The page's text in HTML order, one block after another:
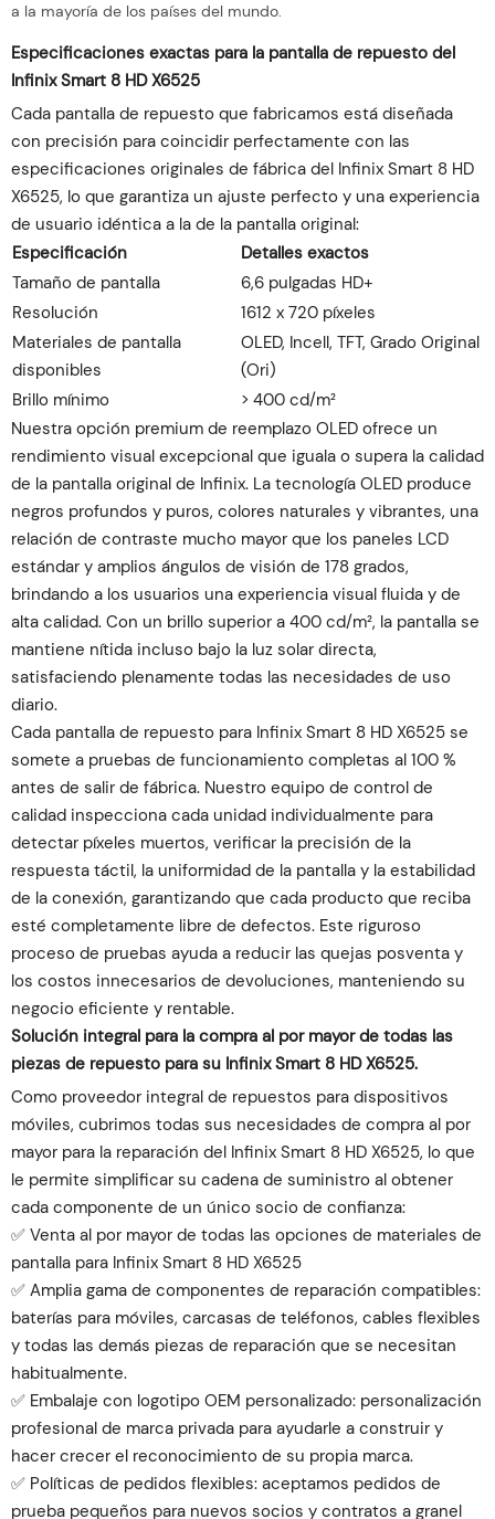
a la mayoría de los países del mundo.
Especificaciones exactas para la pantalla de repuesto del
Infinix Smart 8 HD X6525
Cada pantalla de repuesto que fabricamos está diseñada
con precisión para coincidir perfectamente con las
especificaciones originales de fábrica del Infinix Smart 8 HD
X6525, lo que garantiza un ajuste perfecto y una experiencia
de usuario idéntica a la de la pantalla original:
Especificación
Detalles exactos
Tamaño de pantalla
6,6 pulgadas HD+
Resolución
1612 x 720 píxeles
Materiales de pantalla
disponibles
OLED, Incell, TFT, Grado Original
(Ori)
Brillo mínimo
> 400 cd/m²
Nuestra opción premium de reemplazo OLED ofrece un
rendimiento visual excepcional que iguala o supera la calidad
de la pantalla original de Infinix. La tecnología OLED produce
negros profundos y puros, colores naturales y vibrantes, una
relación de contraste mucho mayor que los paneles LCD
estándar y amplios ángulos de visión de 178 grados,
brindando a los usuarios una experiencia visual fluida y de
alta calidad. Con un brillo superior a 400 cd/m², la pantalla se
mantiene nítida incluso bajo la luz solar directa,
satisfaciendo plenamente todas las necesidades de uso
diario.
Cada pantalla de repuesto para Infinix Smart 8 HD X6525 se
somete a pruebas de funcionamiento completas al 100 %
antes de salir de fábrica. Nuestro equipo de control de
calidad inspecciona cada unidad individualmente para
detectar píxeles muertos, verificar la precisión de la
respuesta táctil, la uniformidad de la pantalla y la estabilidad
de la conexión, garantizando que cada producto que reciba
esté completamente libre de defectos. Este riguroso
proceso de pruebas ayuda a reducir las quejas posventa y
los costos innecesarios de devoluciones, manteniendo su
negocio eficiente y rentable.
Solución integral para la compra al por mayor de todas las
piezas de repuesto para su Infinix Smart 8 HD X6525.
Como proveedor integral de repuestos para dispositivos
móviles, cubrimos todas sus necesidades de compra al por
mayor para la reparación del Infinix Smart 8 HD X6525, lo que
le permite simplificar su cadena de suministro al obtener
cada componente de un único socio de confianza:
✅ Venta al por mayor de todas las opciones de materiales de
pantalla para Infinix Smart 8 HD X6525
✅ Amplia gama de componentes de reparación compatibles:
baterías para móviles, carcasas de teléfonos, cables flexibles
y todas las demás piezas de reparación que se necesitan
habitualmente.
✅ Embalaje con logotipo OEM personalizado: personalización
profesional de marca privada para ayudarle a construir y
hacer crecer el reconocimiento de su propia marca.
✅ Políticas de pedidos flexibles: aceptamos pedidos de
prueba pequeños para nuevos socios y contratos a granel